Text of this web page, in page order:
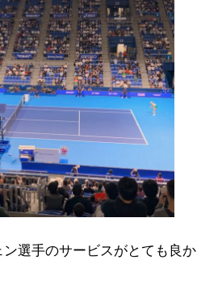
選手のサービスがとても良か